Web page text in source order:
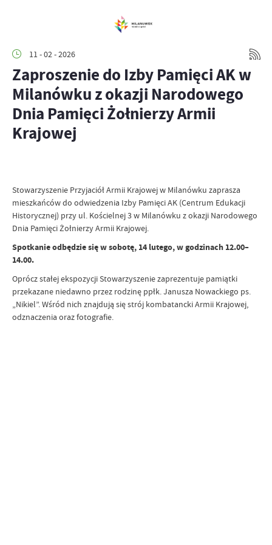
11 - 02 - 2026
Zaproszenie do Izby Pamięci AK w
Milanówku z okazji Narodowego
Dnia Pamięci Żołnierzy Armii
Krajowej
Stowarzyszenie Przyjaciół Armii Krajowej w Milanówku zaprasza
mieszkańców do odwiedzenia Izby Pamięci AK (Centrum Edukacji
Historycznej) przy ul. Kościelnej 3 w Milanówku z okazji Narodowego
Dnia Pamięci Żołnierzy Armii Krajowej.
Spotkanie odbędzie się w sobotę, 14 lutego, w godzinach 12.00–
14.00.
Oprócz stałej ekspozycji Stowarzyszenie zaprezentuje pamiątki
przekazane niedawno przez rodzinę ppłk. Janusza Nowackiego ps.
„Nikiel”. Wśród nich znajdują się strój kombatancki Armii Krajowej,
odznaczenia oraz fotografie.